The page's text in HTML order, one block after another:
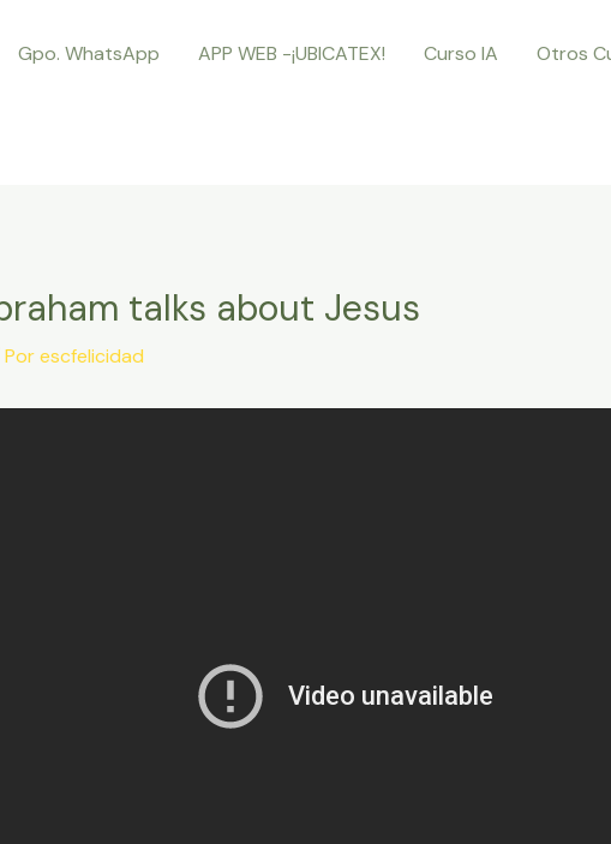
Gpo. WhatsApp APP WEB -¡UBICATEX! Curso IA Otros
talks about Jesus
escfelicidad